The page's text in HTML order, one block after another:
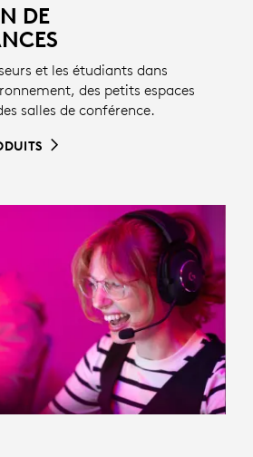
DE
et les étudiants dans
des petits espaces
salles de conférence.